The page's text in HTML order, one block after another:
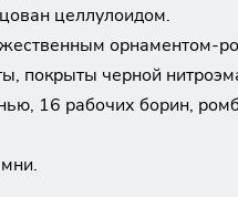
целлулоидом.
орнаментом-
покрыты черной
16 рабочих борин,